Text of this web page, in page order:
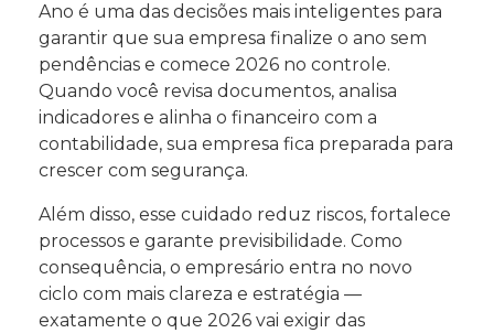
Ano é uma das decisões mais inteligentes para
garantir que sua empresa finalize o ano sem
pendências e comece 2026 no controle.
Quando você revisa documentos, analisa
indicadores e alinha o financeiro com a
contabilidade, sua empresa fica preparada para
crescer com segurança.
Além disso, esse cuidado reduz riscos, fortalece
processos e garante previsibilidade. Como
consequência, o empresário entra no novo
ciclo com mais clareza e estratégia —
exatamente o que 2026 vai exigir das